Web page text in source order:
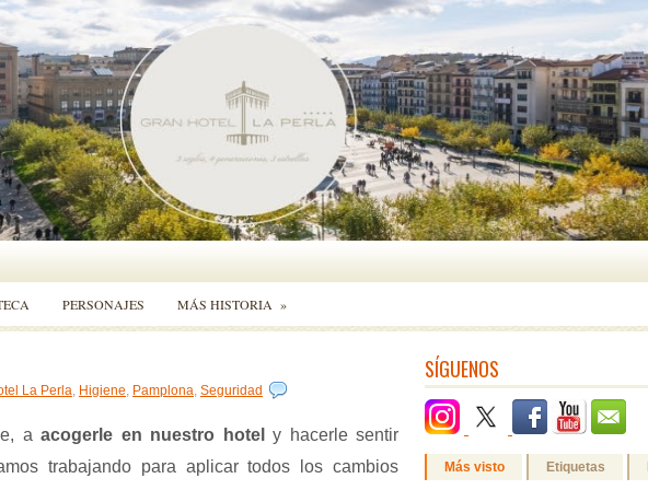
PERSONAJES MÁS HISTORIA »
La Perla, Higiene, Pamplona, Seguridad
a acogerle en nuestro hotel y hacerle sentir
trabajando para aplicar todos los cambios
SÍGUENOS
Más visto Etiquetas